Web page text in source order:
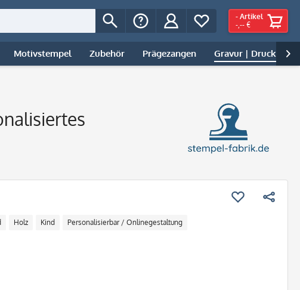
- Artikel
-,-- €
Motivstempel Zubehör Prägezangen Gravur | Druck 
Holz Kind Personalisierbar / Onlinegestaltung